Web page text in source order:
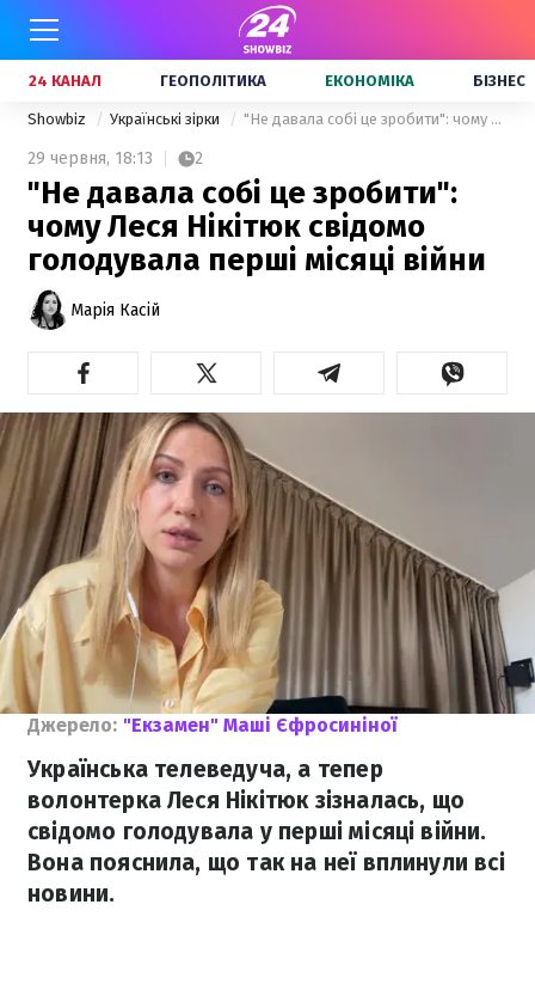
24 КАНАЛ ГЕОПОЛІТИКА ЕКОНОМІКА БІЗНЕС
Showbiz Українські зірки "Не давала собі це зробити": чому Леся Нікітюк свідомо голодувала перші місяці війни
29 червня, 18:13 2
"Не давала собі це зробити":
чому Леся Нікітюк свідомо
голодувала перші місяці війни
Марія Касій
Джерело: "Екзамен" Маші Єфросиніної
Українська телеведуча, а тепер
волонтерка Леся Нікітюк зізналась, що
свідомо голодувала у перші місяці війни.
Вона пояснила, що так на неї вплинули всі
новини.